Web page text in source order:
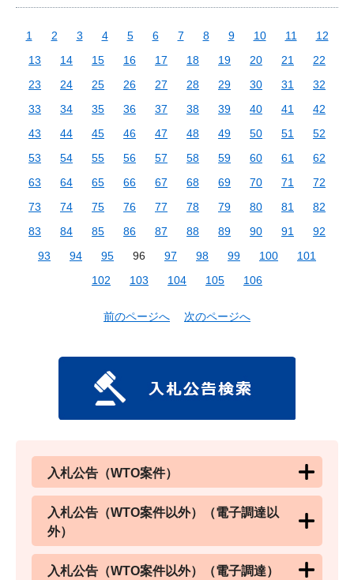
1 2 3 4 5 6 7 8 9 10 11
12
13
14 15 16 17 18 19 20 21
22
23
24 25 26 27 28 29 30 31
32
33
34 35 36 37 38 39 40 41
42
43
44 45 46 47 48 49 50 51
52
53
54 55 56 57 58 59 60 61
62
63
64 65 66 67 68 69 70 71
72
73
74 75 76 77 78 79 80 81
82
83
84 85 86 87 88 89 90 91
92
93
94 95 96 97 98 99 100
101
102
103 104 105 106
前のページへ 次のページへ
入札公告（WTO案件）
入札公告（WTO案件以外）（電子調達以
外）
入札公告（WTO案件以外）（電子調達）